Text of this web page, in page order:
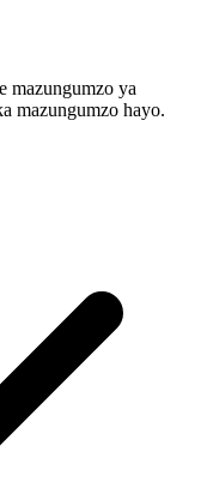
mazungumzo ya
mazungumzo hayo.